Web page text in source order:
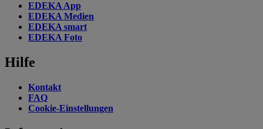
EDEKA App
EDEKA Medien
EDEKA smart
EDEKA Foto
Hilfe
Kontakt
FAQ
Cookie-Einstellungen